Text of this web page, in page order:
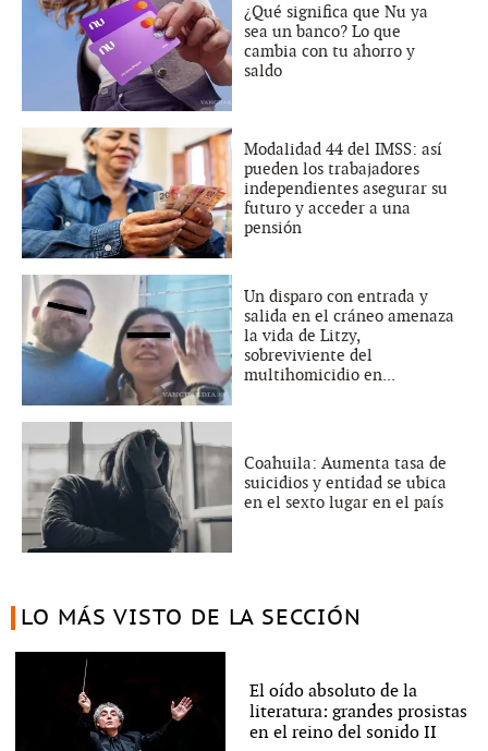
¿Qué significa que Nu ya
sea un banco? Lo que
cambia con tu ahorro y
saldo
Modalidad 44 del IMSS: así
pueden los trabajadores
independientes asegurar su
futuro y acceder a una
pensión
Un disparo con entrada y
salida en el cráneo amenaza
la vida de Litzy,
sobreviviente del
multihomicidio en...
Coahuila: Aumenta tasa de
suicidios y entidad se ubica
en el sexto lugar en el país
LO MÁS VISTO DE LA SECCIÓN
El oído absoluto de la
literatura: grandes prosistas
en el reino del sonido II